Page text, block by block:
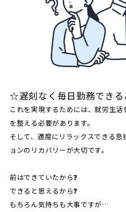
☆遅刻なく毎日勤務できる
これを実現するためには、就労生
を整える必要があります。
そして、適度にリラックスできる息
ョンのリカバリーが大切です。
前はできていたから❓
できると思えるから❓
もちろん気持ちも大事ですが…